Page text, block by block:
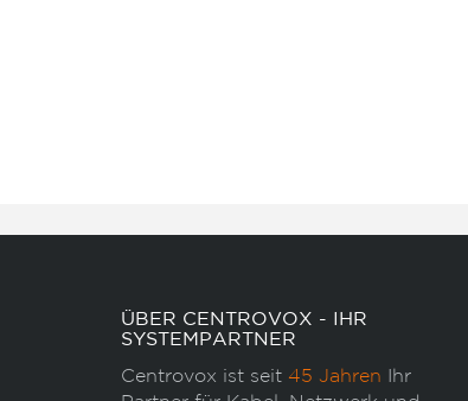
ÜBER CENTROVOX - IHR
SYSTEMPARTNER
Centrovox ist seit 45 Jahren Ihr